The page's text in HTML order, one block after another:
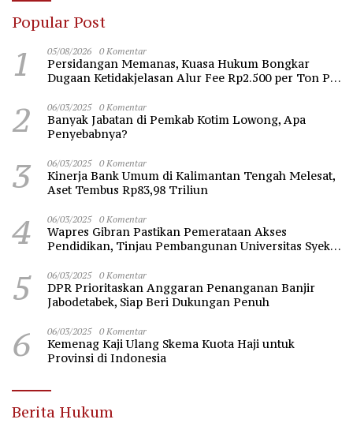
Popular Post
1 05/08/2026 0 Komentar
Persidangan Memanas, Kuasa Hukum Bongkar
Dugaan Ketidakjelasan Alur Fee Rp2.500 per Ton PT
2 06/03/2025 0 Komentar
Banyak Jabatan di Pemkab Kotim Lowong, Apa
Penyebabnya?
3 06/03/2025 0 Komentar
Kinerja Bank Umum di Kalimantan Tengah Melesat,
Aset Tembus Rp83,98 Triliun
4 06/03/2025 0 Komentar
Wapres Gibran Pastikan Pemerataan Akses
Pendidikan, Tinjau Pembangunan Universitas Syekh
5 06/03/2025 0 Komentar
DPR Prioritaskan Anggaran Penanganan Banjir
Jabodetabek, Siap Beri Dukungan Penuh
6 06/03/2025 0 Komentar
Kemenag Kaji Ulang Skema Kuota Haji untuk
Provinsi di Indonesia
Berita Hukum